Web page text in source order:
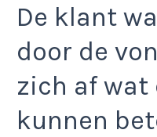
De klant
door de
zich af wat
kunnen